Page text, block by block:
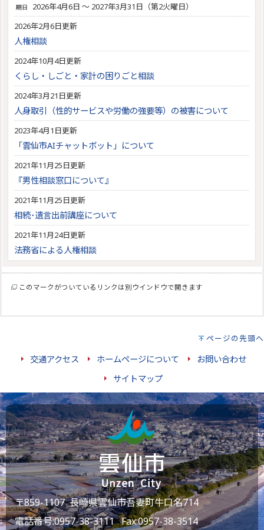
期日
2026年4月6日 ～ 2027年3月31日（第2火曜日）
2026年2月6日更新
人権相談
2024年10月4日更新
くらし・しごと・家計の困りごと相談
2024年3月21日更新
人身取引（性的サービスや労働の強要等）の被害について
2023年4月1日更新
「雲仙市AIチャットボット」について
2021年11月25日更新
『男性相談窓口について』
2021年11月25日更新
相続･遺言出前講座について
2021年11月24日更新
法務省による人権相談
このマークがついているリンクは別ウインドウで開きます
ページの先頭へ
交通アクセス ホームページについて
お問い合わせ
サイトマップ
〒859-1107 長崎県雲仙市吾妻町牛口名714
電話番号:0957-38-3111Fax:0957-38-3514